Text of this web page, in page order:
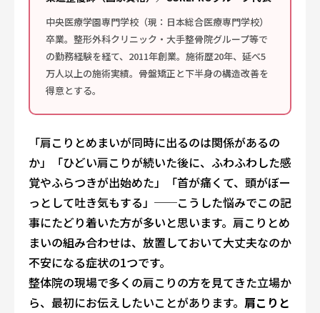
中央医療学園専門学校（現：日本総合医療専門学校）
卒業。整形外科クリニック・大手整骨院グループ等で
の勤務経験を経て、2011年創業。施術歴20年、延べ5
万人以上の施術実績。骨盤矯正と下半身の構造改善を
得意とする。
「肩こりとめまいが同時に出るのは関係があるの
か」「ひどい肩こりが続いた後に、ふわふわした感
覚やふらつきが出始めた」「首が痛くて、頭がぼー
っとして吐き気もする」──こうした悩みでこの記
事にたどり着いた方が多いと思います。肩こりとめ
まいの組み合わせは、放置しておいて大丈夫なのか
不安になる症状の1つです。
整体院の現場で多くの肩こりの方を見てきた立場か
ら、最初にお伝えしたいことがあります。 肩こりと